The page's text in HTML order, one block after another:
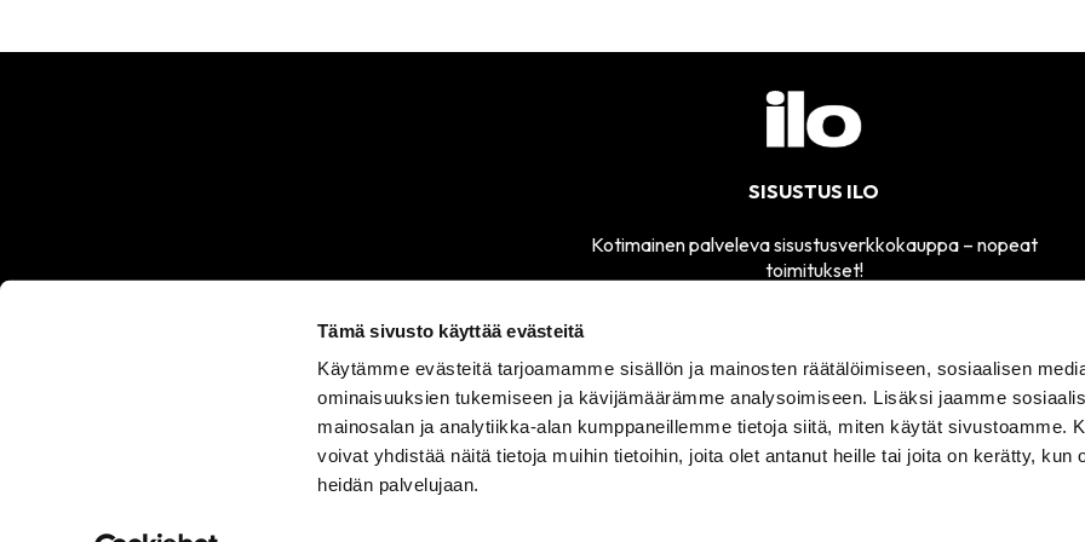
Tämä sivusto käyttää evästeitä
Käytämme evästeitä tarjoamamme sisällön ja mainosten räätälöimiseen, sosiaalisen
ominaisuuksien tukemiseen ja kävijämäärämme analysoimiseen. Lisäksi jaamme
mainosalan ja analytiikka-alan kumppaneillemme tietoja siitä, miten käytät sivustoamme.
voivat yhdistää näitä tietoja muihin tietoihin, joita olet antanut heille tai joita on kerätty, kun
heidän palvelujaan.
SISUSTUS ILO
Kotimainen palveleva sisustusverkkokauppa – nopeat
toimitukset!
ASIAKASPALVELU
0330
MYYMÄLÄMME
TI-PE 11-17
SÄHKÖPOSTI
sisustusilo@sisustusilo.fi